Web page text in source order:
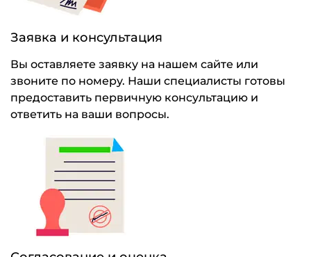
Заявка и консультация
Вы оставляете заявку на нашем сайте или
звоните по номеру. Наши специалисты готовы
предоставить первичную консультацию и
ответить на ваши вопросы.